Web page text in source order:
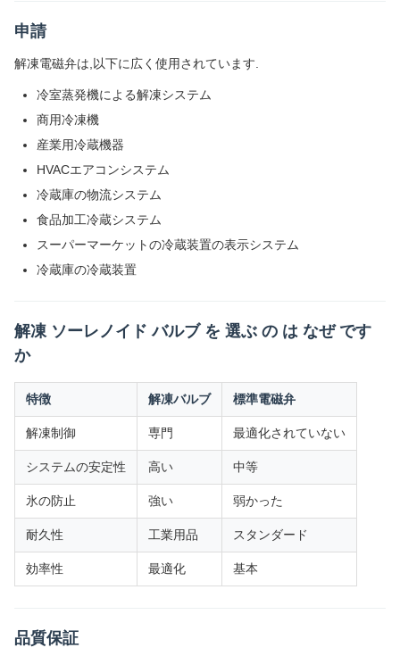
申請
解凍電磁弁は,以下に広く使用されています.
冷室蒸発機による解凍システム
商用冷凍機
産業用冷蔵機器
HVACエアコンシステム
冷蔵庫の物流システム
食品加工冷蔵システム
スーパーマーケットの冷蔵装置の表示システム
冷蔵庫の冷蔵装置
解凍 ソーレノイド バルブ を 選ぶ の は なぜ です
か
特徴 解凍バルブ 標準電磁弁
解凍制御 専門 最適化されていない
システムの安定性 高い 中等
氷の防止 強い 弱かった
耐久性 工業用品 スタンダード
効率性 最適化 基本
品質保証